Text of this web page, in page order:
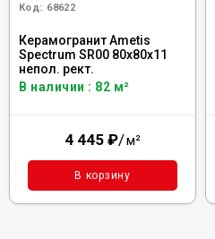
Код: 68622
Керамогранит Ametis
Spectrum SR00 80x80x11
непол. рект.
В наличии : 82 м²
4 445 ₽/м²
В корзину